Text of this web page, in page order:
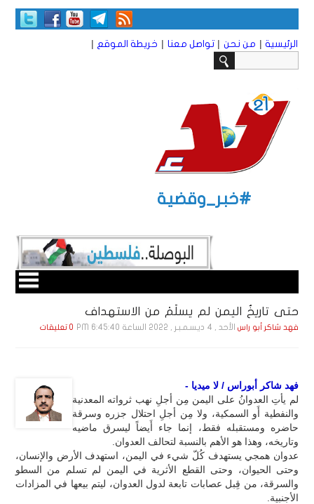
الرئيسية | من نحن | تواصل معنا | خريطة الموقع |
#خبر_وقضية
حتى تاريخُ اليمن لم يسلَمْ من الاستهداف
فهد شاكر أبو راس الأحد , 4 ديـسـمـبـر , 2022 الساعة 6:45:40 PM 0 تعليقات
فهد شاكر أبوراس / لا ميديا -
لم يأتِ العدوانُ على اليمن مِن أجلِ نهب ثرواته المعدنية
والنفطية أَو السمكية، ولا مِن أجلِ احتلال جزره وسرقة
حاضره ومستقبله فقط، إنما جاء أَيضاً ليسرق ماضيه
وتاريخه، وهذا هو الأهم بالنسبة لتحالف العدوان.
عدوان همجي يستهدف كُلّ شيء في اليمن، استهدف الأرض والإنسان،
وحتى الحيوان، وحتى القطع الأثرية في اليمن لم تسلم من السطو
والسرقة، من قِبل عصابات تابعة لدول العدوان، ليتم بيعها في المزادات
الأجنبية.